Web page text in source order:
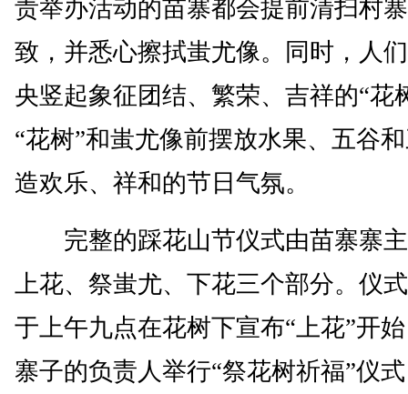
责举办活动的苗寨都会提前清扫村
致，并悉心擦拭蚩尤像。同时，人
央竖起象征团结、繁荣、吉祥的“花
“花树”和蚩尤像前摆放水果、五谷
造欢乐、祥和的节日气氛。
完整的踩花山节仪式由苗寨寨主
上花、祭蚩尤、下花三个部分。仪
于上午九点在花树下宣布“上花”开
寨子的负责人举行“祭花树祈福”仪